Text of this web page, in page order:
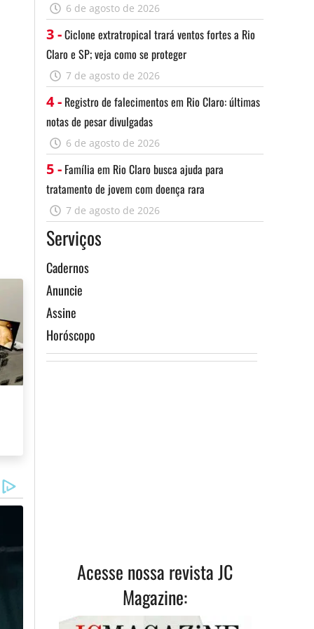
6 de agosto de 2026
3 -Ciclone extratropical trará ventos fortes a Rio
Claro e SP; veja como se proteger
7 de agosto de 2026
4 - Registro de falecimentos em Rio Claro: últimas
notas de pesar divulgadas
6 de agosto de 2026
5 - Família em Rio Claro busca ajuda para
tratamento de jovem com doença rara
7 de agosto de 2026
Serviços
Cadernos
Anuncie
Assine
Horóscopo
Acesse nossa revista JC
Magazine: